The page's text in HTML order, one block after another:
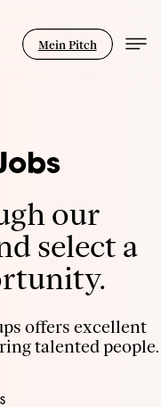
Mein Pitch
our
select a
offers excellent
talented people.